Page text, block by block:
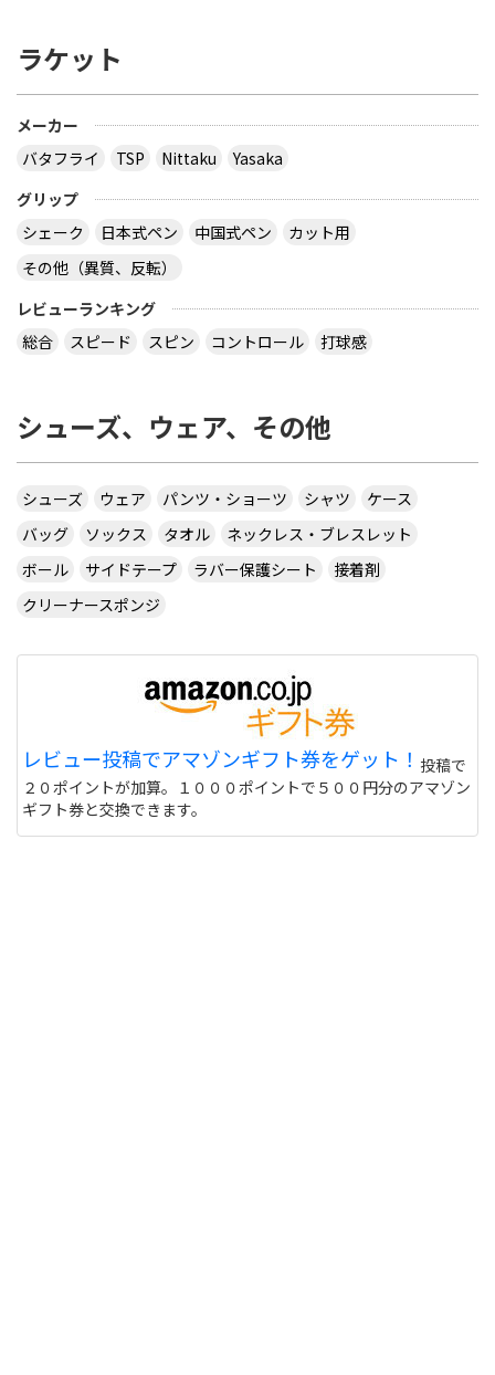
ラケット
メーカー
バタフライ
TSP Nittaku
Yasaka
グリップ
シェーク
日本式ペン 中国式ペン
カット用
その他（異質、反転）
レビューランキング
総合
スピード スピン コントロール 打球感
シューズ、ウェア、その他
シューズ ウェア パンツ・ショーツ シャツ
ケース
バッグ
ソックス タオル
ネックレス・ブレスレット
ボール
サイドテープ ラバー保護シート
接着剤
クリーナースポンジ
レビュー投稿でアマゾンギフト券をゲット！ 投稿で
２０ポイントが加算。１０００ポイントで５００円分のアマゾン
ギフト券と交換できます。